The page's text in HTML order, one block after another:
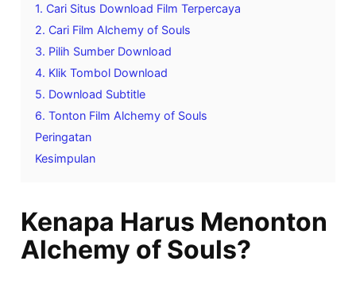
1. Cari Situs Download Film Terpercaya
2. Cari Film Alchemy of Souls
3. Pilih Sumber Download
4. Klik Tombol Download
5. Download Subtitle
6. Tonton Film Alchemy of Souls
Peringatan
Kesimpulan
Kenapa Harus Menonton
Alchemy of Souls?